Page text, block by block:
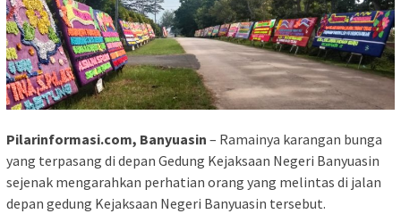
Pilarinformasi.com, Banyuasin – Ramainya karangan bunga
yang terpasang di depan Gedung Kejaksaan Negeri Banyuasin
sejenak mengarahkan perhatian orang yang melintas di jalan
depan gedung Kejaksaan Negeri Banyuasin tersebut.